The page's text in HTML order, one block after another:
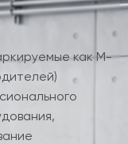
как M-